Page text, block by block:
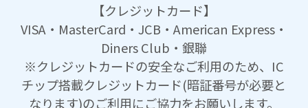
【クレジットカード】
VISA・MasterCard・JCB・American Express・
Diners Club・銀聯
※クレジットカードの安全なご利用のため、IC
チップ搭載クレジットカード(暗証番号が必要と
なります)のご利用にご協力をお願いします。